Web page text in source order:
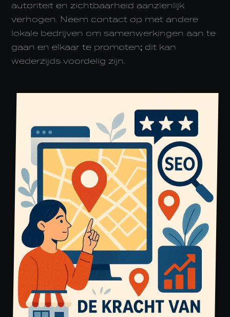
autoriteit en zichtbaarheid aanzienlijk
verhogen. Neem contact op met andere
lokale bedrijven om samenwerkingen aan te
gaan en elkaar te promoten; dit kan
wederzijds voordelig zijn.